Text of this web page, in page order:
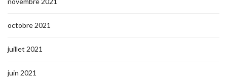
octobre 2021
juillet 2021
juin 2021